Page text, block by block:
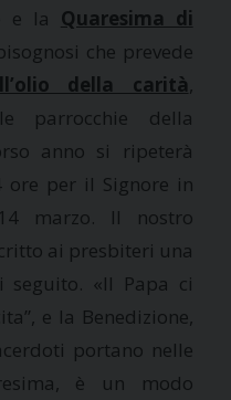
e la Quaresima di
che prevede
della carità,
parrocchie della
anno si ripeterà
ore per il Signore in
marzo. Il nostro
ai presbiteri una
«Il Papa ci
e la Benedizione,
portano nelle
è un modo